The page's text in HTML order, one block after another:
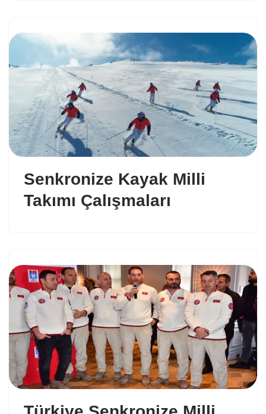
Senkronize Kayak Milli
Takımı Çalışmaları